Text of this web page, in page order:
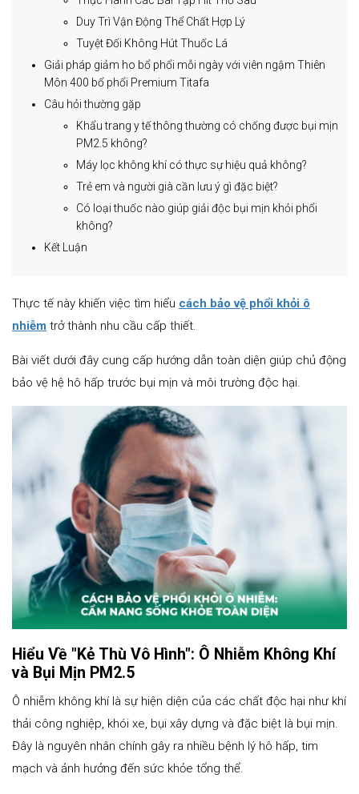
Duy Trì Vận Động Thể Chất Hợp Lý
Tuyệt Đối Không Hút Thuốc Lá
Giải pháp giảm ho bổ phổi mỗi ngày với viên ngậm Thiên
Môn 400 bổ phổi Premium Titafa
Câu hỏi thường gặp
Khẩu trang y tế thông thường có chống được bụi mịn
PM2.5 không?
Máy lọc không khí có thực sự hiệu quả không?
Trẻ em và người già cần lưu ý gì đặc biệt?
Có loại thuốc nào giúp giải độc bụi mịn khỏi phổi
không?
Kết Luận
Thực tế này khiến việc tìm hiểu cách bảo vệ phổi khỏi ô
nhiễm trở thành nhu cầu cấp thiết.
Bài viết dưới đây cung cấp hướng dẫn toàn diện giúp chủ động
bảo vệ hệ hô hấp trước bụi mịn và môi trường độc hại.
Hiểu Về "Kẻ Thù Vô Hình": Ô Nhiễm Không Khí
và Bụi Mịn PM2.5
Ô nhiễm không khí là sự hiện diện của các chất độc hại như khí
thải công nghiệp, khói xe, bụi xây dựng và đặc biệt là bụi mịn.
Đây là nguyên nhân chính gây ra nhiều bệnh lý hô hấp, tim
mạch và ảnh hưởng đến sức khỏe tổng thể.